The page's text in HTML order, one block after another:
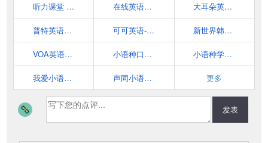
听力课堂 - 学英语_英语听力_英语听力练习_在线英语学习网站 在线英语听力室 大耳朵英语首页 - 免费在线英语学习 口语练习 四级听力资料 在线翻译 网络课堂 英语社区
普特英语听力-著名英语学习网站-掌握英语，从听开始！ 可可英语-在线英语学习_每日英语学习_免费英语学习网站 新世界韩学堂学习网站-韩语学习|韩语初级入门学习
VOA英语学习网,提供VOA慢速英语听力在线收听及下载! 小语种口语网官方网站(tukkk.com) 小语种学习网
我爱小语种学习网-免费小语种在线学习网 声同小语种论坛 更多
发表